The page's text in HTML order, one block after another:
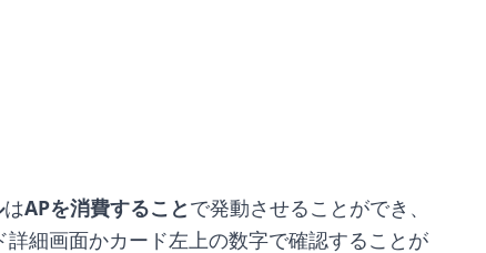
はAPを消費することで発動させることができ、
細画面かカード左上の数字で確認することが